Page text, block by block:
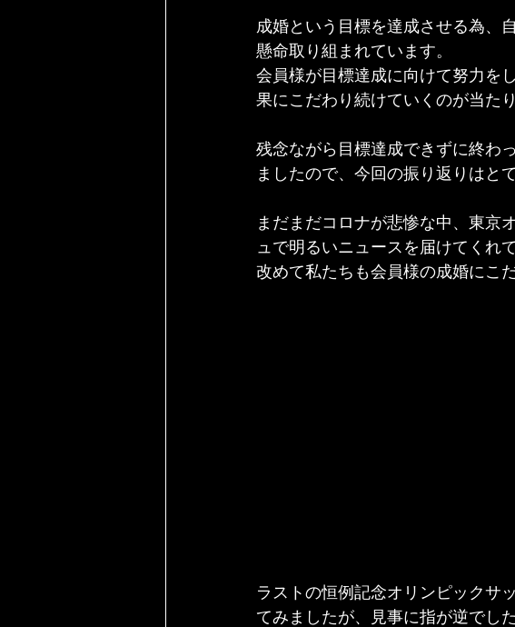
成婚という目標を達成させる為、
懸命取り組まれています。
会員様が目標達成に向けて努力を
果にこだわり続けていくのが当た
残念ながら目標達成できずに終わ
ましたので、今回の振り返りはと
まだまだコロナが悲惨な中、東京
ュで明るいニュースを届けてくれ
改めて私たちも会員様の成婚にこ
ラストの恒例記念オリンピックサ
てみましたが、見事に指が逆でし